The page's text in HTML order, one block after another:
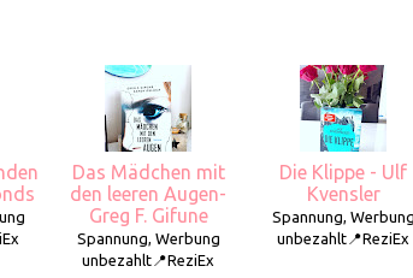
Das Mädchen mit
den leeren Augen-
Greg F. Gifune
Spannung, Werbung
unbezahlt📍ReziEx
Die Klippe - Ulf
Kvensler
Spannung, Werbung
unbezahlt📍ReziEx